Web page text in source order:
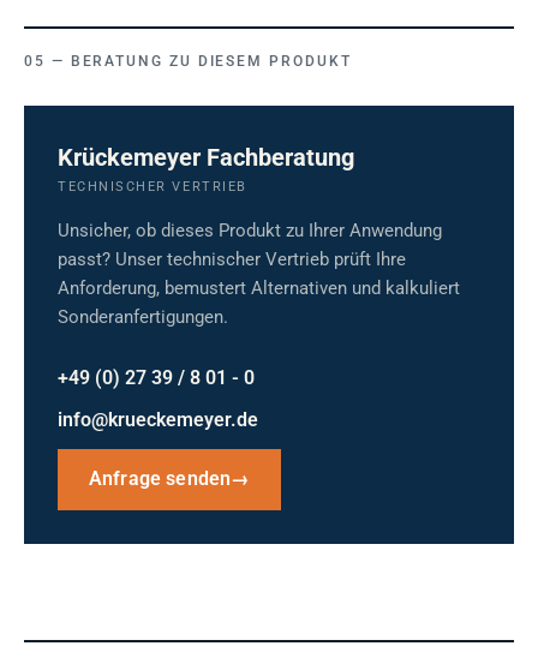
BERATUNG ZU DIESEM PRODUKT
Krückemeyer Fachberatung
TECHNISCHER VERTRIEB
Unsicher, ob dieses Produkt zu Ihrer Anwendung
passt? Unser technischer Vertrieb prüft Ihre
Anforderung, bemustert Alternativen und kalkuliert
Sonderanfertigungen.
+49 (0) 27 39 / 8 01 - 0
info@krueckemeyer.de
Anfrage senden→